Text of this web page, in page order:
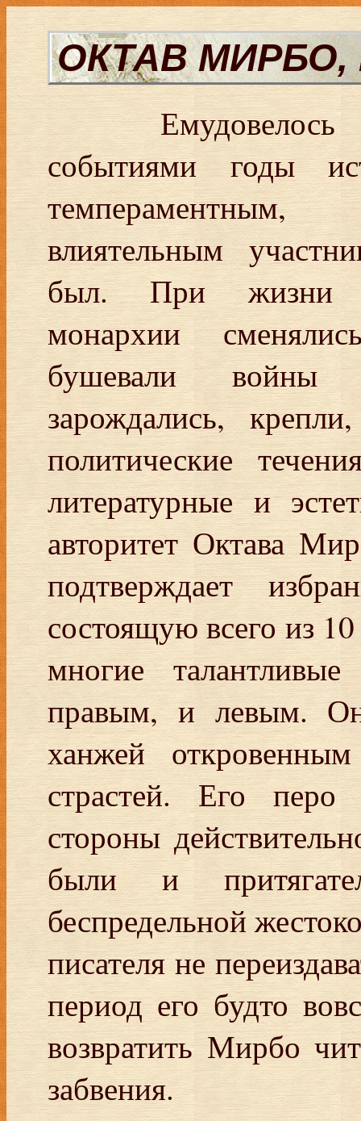
ОКТАВ МИРБО,
событиями годы
влиятельным
был. При жизни
монархии
бушевали
зарождались,
политические
литературные и
авторитет Октава
подтверждает
состоящую всего из
многие
правым, и левым.
ханжей
страстей. Его
стороны
были и
беспредельной
писателя не
период его будто
возвратить Мирбо
забвения.